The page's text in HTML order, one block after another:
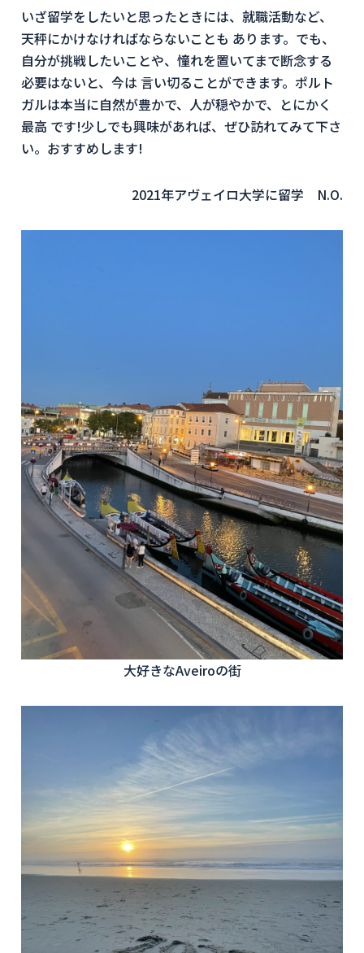
いざ留学をしたいと思ったときには、就職活動など、
天秤にかけなければならないことも あります。でも、
自分が挑戦したいことや、憧れを置いてまで断念する
必要はないと、今は 言い切ることができます。ポルト
ガルは本当に自然が豊かで、人が穏やかで、とにかく
最高 です!少しでも興味があれば、ぜひ訪れてみて下さ
い。おすすめします!
2021年アヴェイロ大学に留学 N.O.
大好きなAveiroの街